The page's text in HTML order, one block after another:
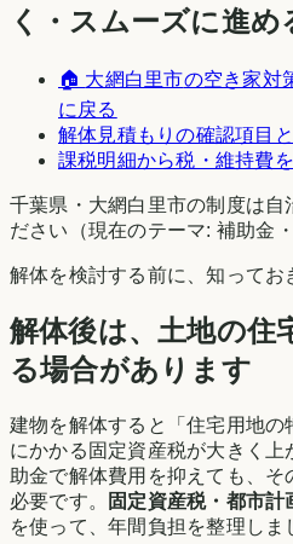
く・スムーズに進め
🏠 大網白里市の空き家対
に戻る
解体見積もりの確認項目
課税明細から税・維持費
千葉県 ・ 大網白里市の制度は自
ださい（現在のテーマ: 補助金
解体を検討する前に、知ってお
解体後は、土地の住
る場合があります
建物を解体すると「住宅用地
にかかる固定資産税が大きく
助金で解体費用を抑えても、
必要です。
固定資産税・都市
を使って、年間負担を整理しま